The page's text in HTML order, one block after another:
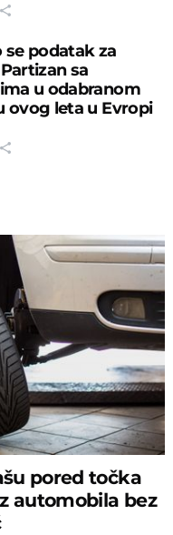
se podatak za
sa
u odabranom
ovog leta u Evropi
pored točka
automobila bez